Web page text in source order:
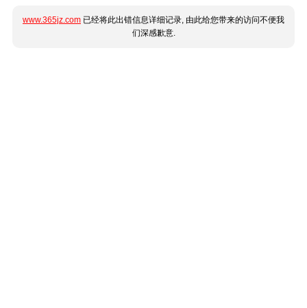
www.365jz.com 已经将此出错信息详细记录, 由此给您带来的访问不便我
们深感歉意.